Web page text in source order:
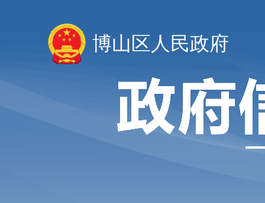
博山区人民政府